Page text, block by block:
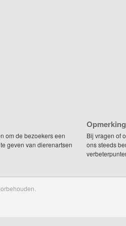
om de bezoekers een
geven van dierenartsen
Bij vragen of
ons steeds